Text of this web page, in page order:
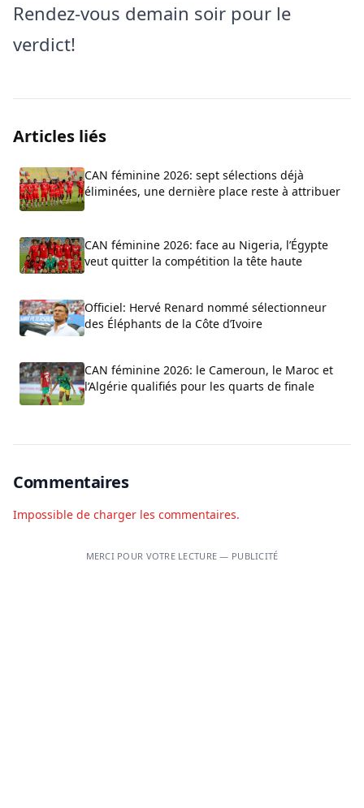
Rendez-vous demain soir pour le
verdict!
Articles liés
CAN féminine 2026: sept sélections déjà
éliminées, une dernière place reste à attribuer
CAN féminine 2026: face au Nigeria, l’Égypte
veut quitter la compétition la tête haute
Officiel: Hervé Renard nommé sélectionneur
des Éléphants de la Côte d’Ivoire
CAN féminine 2026: le Cameroun, le Maroc et
l’Algérie qualifiés pour les quarts de finale
Commentaires
Impossible de charger les commentaires.
MERCI POUR VOTRE LECTURE — PUBLICITÉ